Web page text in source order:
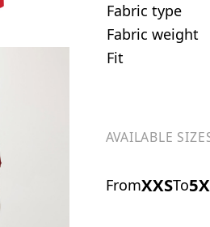
Fabric type
Fabric weight
Fit
AVAILABLE
FromXXSTo